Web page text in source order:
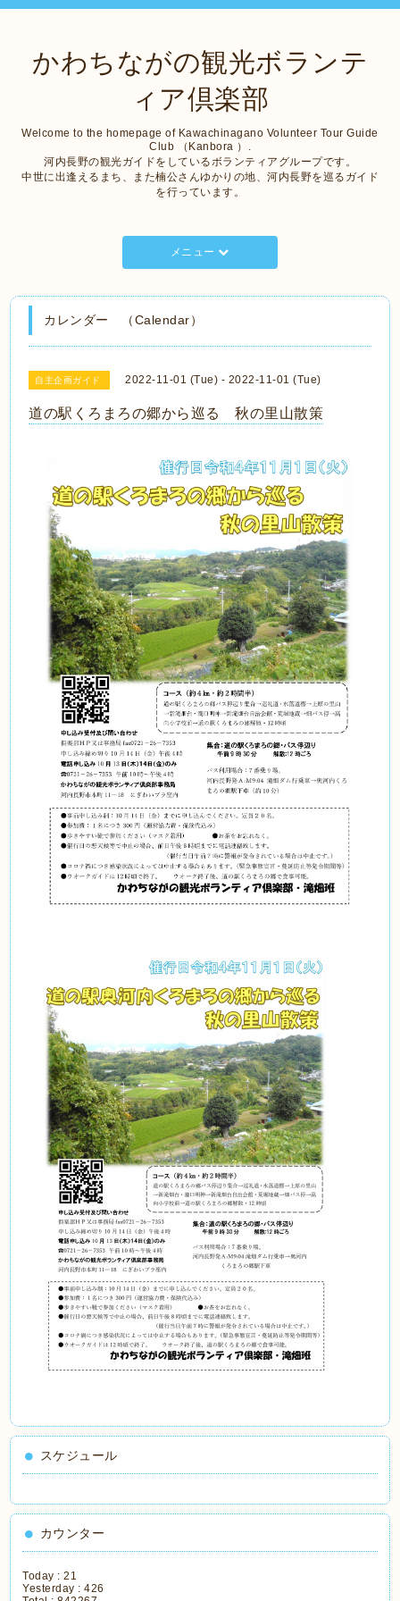
かわちながの観光ボランテ
ィア倶楽部
Welcome to the homepage of Kawachinagano Volunteer Tour Guide
Club （Kanbora ）.
河内長野の観光ガイドをしているボランティアグループです。
中世に出逢えるまち、また楠公さんゆかりの地、河内長野を巡るガイド
を行っています。
メニュー
カレンダー （Calendar）
自主企画ガイド 2022-11-01 (Tue) - 2022-11-01 (Tue)
道の駅くろまろの郷から巡る 秋の里山散策
スケジュール
カウンター
Today :21
Yesterday :426